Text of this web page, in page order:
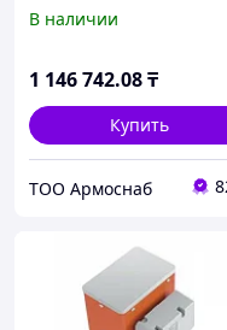
В наличии
1 146 742.08₸
Купить
ТОО Армоснаб